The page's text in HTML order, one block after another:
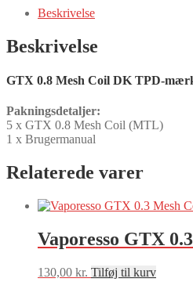
TPD-
mærke
antal
Beskrivelse
Beskrivelse
GTX 0.8 Mesh Coil DK TPD-
Pakningsdetaljer:
5 x GTX 0.8 Mesh Coil (MTL)
1 x Brugermanual
Relaterede varer
Vaporesso GTX
130,00 kr. Tilføj til kurv